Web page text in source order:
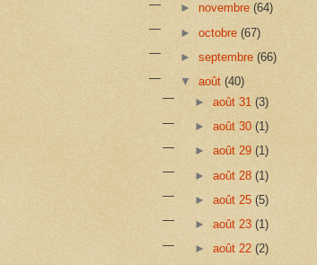
►novembre(64)
►octobre(67)
►septembre(66)
▼août(40)
► août 31 (3)
► août 30 (1)
► août 29 (1)
► août 28 (1)
► août 25 (5)
► août 23 (1)
► août 22 (2)